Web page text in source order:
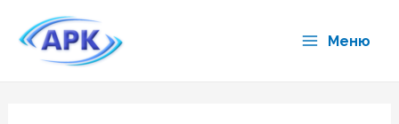
содержимому
Меню